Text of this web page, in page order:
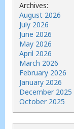
Archives:
August 2026
July 2026
June 2026
May 2026
April 2026
March 2026
February 2026
January 2026
December 2025
October 2025